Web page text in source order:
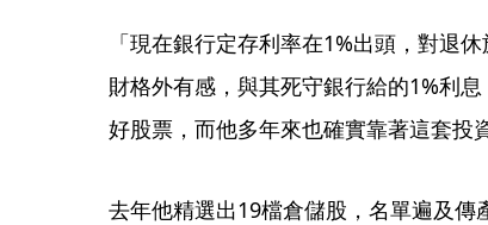
「現在銀行定存利率在1%出頭，對退
財格外有感，與其死守銀行給的1%利
好股票，而他多年來也確實靠著這套投
去年他精選出19檔倉儲股，名單遍及